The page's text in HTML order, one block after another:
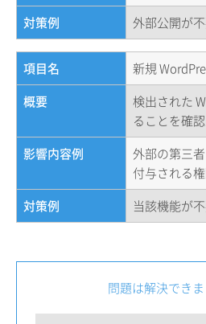
対策例
外部公開が
項目名
新規
概要
検出された
ることを確認
影響内容例
外部の第三
付与される
対策例
当該機能が
問題は解決でき